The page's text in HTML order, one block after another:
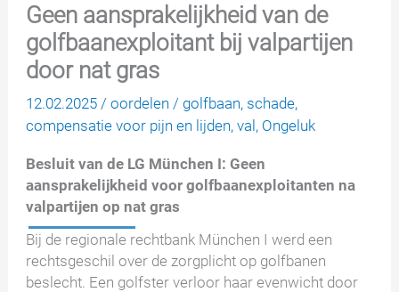
Geen aansprakelijkheid van de
golfbaanexploitant bij valpartijen
door nat gras
12.02.2025/oordelen / golfbaan, schade,
compensatie voor pijn en lijden,val , Ongeluk
Besluit van de LG München I: Geen
aansprakelijkheid voor golfbaanexploitanten na
valpartijen op nat gras
Bij de regionale rechtbank München I werd een
rechtsgeschil over de zorgplicht op golfbanen
beslecht. Een golfster verloor haar evenwicht door